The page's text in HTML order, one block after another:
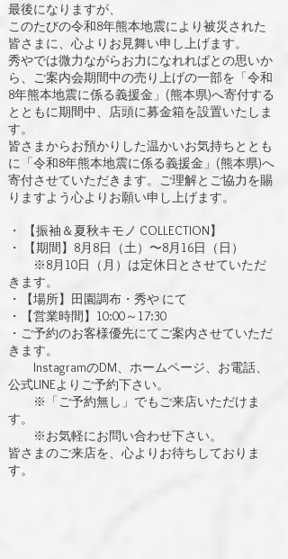
最後になりますが、
このたびの令和8年熊本地震により被災された
皆さまに、心よりお見舞い申し上げます。
​秀やでは微力ながらお力になれればとの思いか
ら、ご案内会期間中の売り上げの一部を「令和
8年熊本地震に係る義援金」(熊本県)へ寄付する
とともに期間中、店頭に募金箱を設置いたしま
す。
皆さまからお預かりした温かいお気持ちととも
に「令和8年熊本地震に係る義援金」(熊本県)へ
寄付させていただきます。ご理解とご協力を賜
りますよう心よりお願い申し上げます。
・ 【振袖＆夏秋キモノ COLLECTION】
・ 【期間】8月8日（土）〜8月16日（日）
※8月10日（月）は定休日とさせていただ
きます。
・【場所】田園調布・秀や にて
・【営業時間】10:00～17:30
・ご予約のお客様優先にてご案内させていただ
きます。
InstagramのDM、ホームページ、お電話、
公式LINEよりご予約下さい。
※「ご予約無し」でもご来店いただけま
す。
※お気軽にお問い合わせ下さい。
皆さまのご来店を、心よりお待ちしておりま
す。